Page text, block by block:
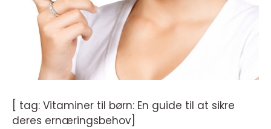
[ tag: Vitaminer til børn: En guide til at sikre
deres ernæringsbehov]